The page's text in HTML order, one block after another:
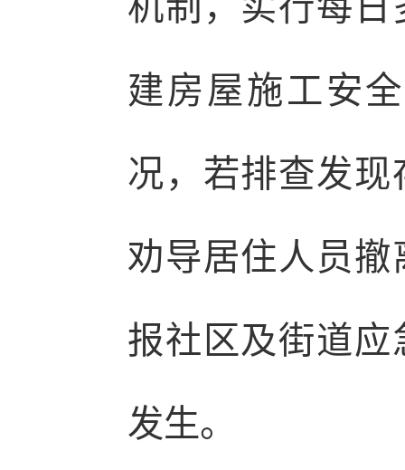
建房屋施工安
况，若排查发
劝导居住人员
报社区及街道
发生。